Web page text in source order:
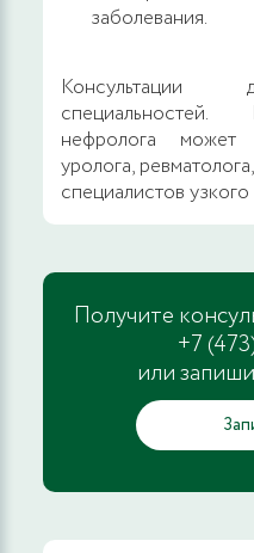
заболевания.
Консультации
нефролога может
уролога,
специалистов
Получите
+7
или